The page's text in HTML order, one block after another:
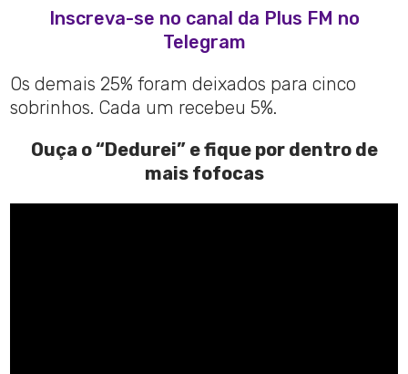
Inscreva-se no canal da Plus FM no
Telegram
Os demais 25% foram deixados para cinco
sobrinhos. Cada um recebeu 5%.
Ouça o “Dedurei” e fique por dentro de
mais fofocas